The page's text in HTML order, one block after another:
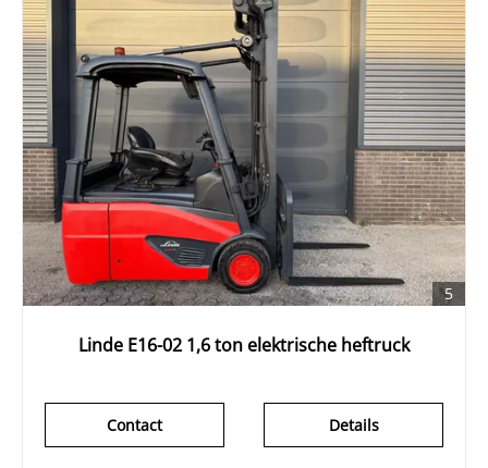
5
Linde E16-02 1,6 ton elektrische heftruck
Details
Contact